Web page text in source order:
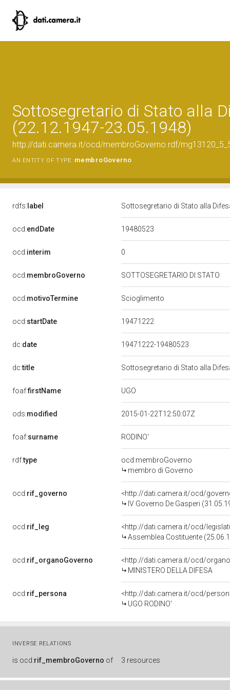
Sottosegretario di Stato alla
(22.12.1947-23.05.1948)
http://dati.camera.it/ocd/membroGoverno.rdf/
AN ENTITY OF TYPE: membroGoverno
rdfs: label Sottosegretario di Stato alla
ocd:endDate 19480523
ocd:interim 0
ocd:membroGoverno SOTTOSEGRETARIO DI STATO
ocd:motivoTermine Scioglimento
ocd:startDate 19471222
dc:date 19471222-19480523
dc:title Sottosegretario di Stato alla
foaf:firstName UGO
ods:modified 2015-01-22T12:50:07Z
foaf:surname RODINO'
rdf:type
ocd:membroGoverno
membro di Governo
ocd:rif_governo
<http://dati.camera.it/ocd/
IV Governo De Gasperi
ocd:rif_leg
<http://dati.camera.it/ocd/
Assemblea Costituente
ocd:rif_organoGoverno
<http://dati.camera.it/ocd/
MINISTERO DELLA DIFESA
ocd:rif_persona
<http://dati.camera.it/ocd/
UGO RODINO'
INVERSE RELATIONS
is ocd:rif_membroGoverno of 3 resources